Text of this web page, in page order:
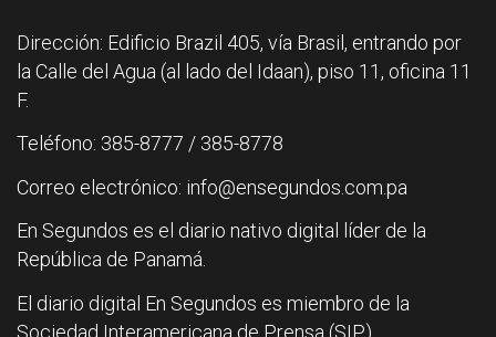
Dirección: Edificio Brazil 405, vía Brasil, entrando por
la Calle del Agua (al lado del Idaan), piso 11, oficina 11
F.
Teléfono: 385-8777 / 385-8778
Correo electrónico: info@ensegundos.com.pa
En Segundos es el diario nativo digital líder de la
República de Panamá.
El diario digital En Segundos es miembro de la
Sociedad Interamericana de Prensa (SIP).